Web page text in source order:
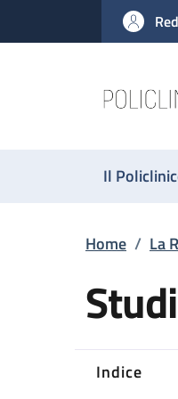
al contenuto principale
to footer content
Il
Home / La
Indice